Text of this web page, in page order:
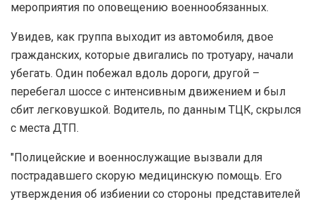
мероприятия по оповещению военнообязанных.
Увидев, как группа выходит из автомобиля, двое
гражданских, которые двигались по тротуару, начали
убегать. Один побежал вдоль дороги, другой –
перебегал шоссе с интенсивным движением и был
сбит легковушкой. Водитель, по данным ТЦК, скрылся
с места ДТП.
"Полицейские и военнослужащие вызвали для
пострадавшего скорую медицинскую помощь. Его
утверждения об избиении со стороны представителей